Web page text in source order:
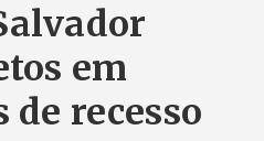
em
de recesso